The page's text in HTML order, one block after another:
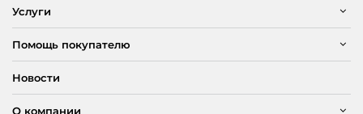
Услуги
Помощь покупателю
Новости
О компании